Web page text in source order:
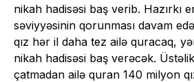
nikah hadisəsi baş verib. Hazırkı
səviyyəsinin qorunması davam
qız hər il daha tez ailə quracaq,
nikah hadisəsi baş verəcək.
çatmadan ailə quran 140 milyon